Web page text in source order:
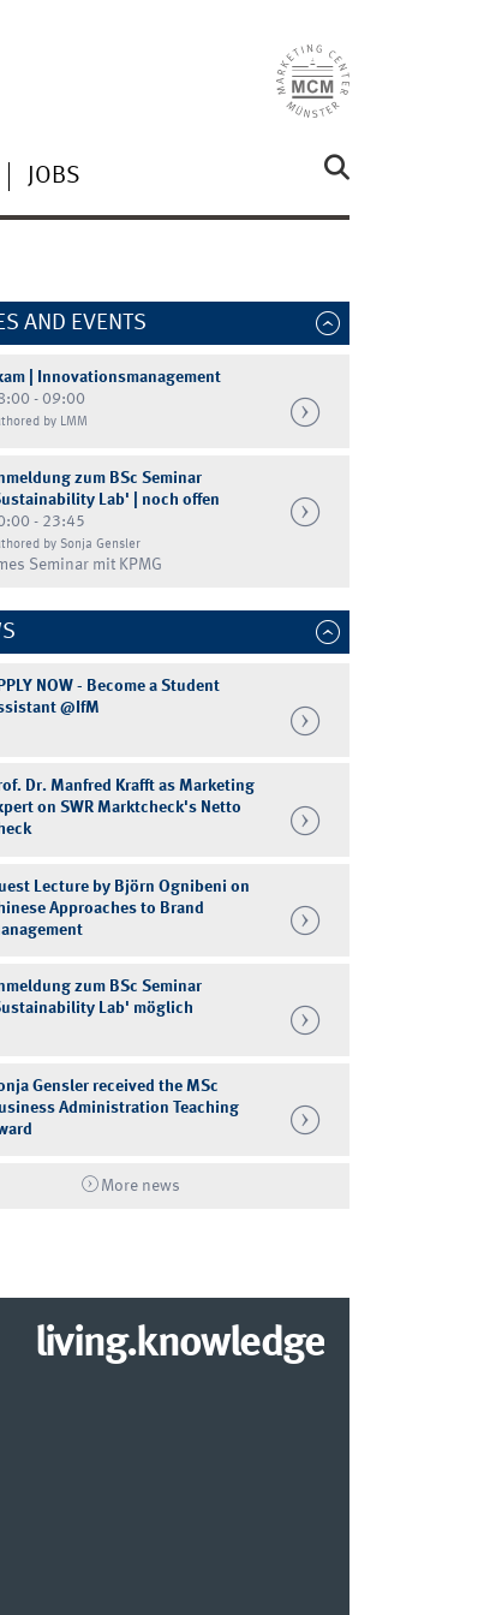
JOBS
AND EVENTS
| Innovationsmanagement
- 09:00
by LMM
zum BSc Seminar
Lab' | noch offen
- 23:45
by Sonja Gensler
Seminar mit KPMG
NOW - Become a Student
@IfM
Dr. Manfred Krafft as Marketing
on SWR Marktcheck's Netto
Lecture by Björn Ognibeni on
Approaches to Brand
zum BSc Seminar
Lab' möglich
Gensler received the MSc
Administration Teaching
More news
living.knowledge